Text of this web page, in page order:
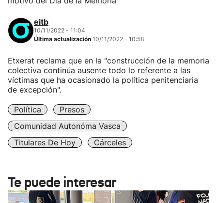
eitb
10/11/2022 - 11:04
Última actualización 10/11/2022 - 10:58
Etxerat reclama que en la "construcción de la memoria
colectiva continúa ausente todo lo referente a las
víctimas que ha ocasionado la política penitenciaria
de excepción".
Política
Presos
Comunidad Autonóma Vasca
Titulares De Hoy
Cárceles
Te puede interesar